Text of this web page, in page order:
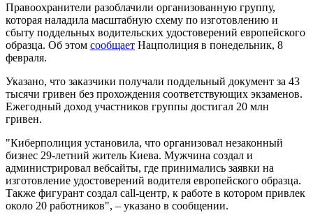
Правоохранители разоблачили организованную группу,
которая наладила масштабную схему по изготовлению и
сбыту поддельных водительских удостоверений европейского
образца. Об этом сообщает Нацполиция в понедельник, 8
февраля.
Указано, что заказчики получали поддельный документ за 43
тысячи гривен без прохождения соответствующих экзаменов.
Ежегодный доход участников группы достигал 20 млн
гривен.
"Киберполиция установила, что организовал незаконный
бизнес 29-летний житель Киева. Мужчина создал и
администрировал вебсайты, где принимались заявки на
изготовление удостоверений водителя европейского образца.
Также фигурант создал сall-центр, к работе в котором привлек
около 20 работников", – указано в сообщении.